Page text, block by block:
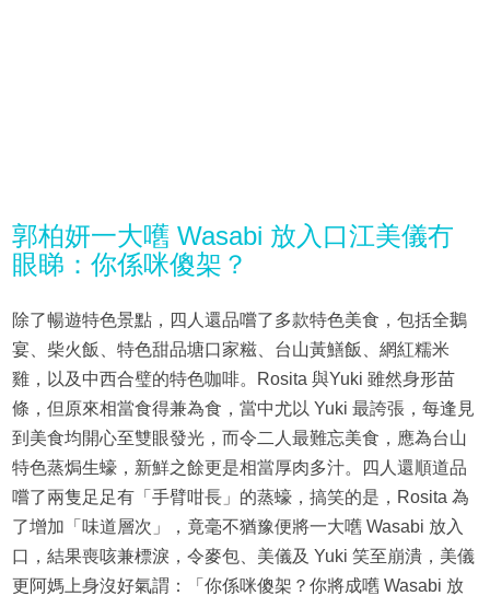
郭柏妍一大嚿 Wasabi 放入口江美儀冇
眼睇：你係咪傻架？
除了暢遊特色景點，四人還品嚐了多款特色美食，包括全鵝
宴、柴火飯、特色甜品塘口家糍、台山黃鱔飯、網紅糯米
雞，以及中西合璧的特色咖啡。Rosita 與Yuki 雖然身形苗
條，但原來相當食得兼為食，當中尤以 Yuki 最誇張，每逢見
到美食均開心至雙眼發光，而令二人最難忘美食，應為台山
特色蒸焗生蠔，新鮮之餘更是相當厚肉多汁。四人還順道品
嚐了兩隻足足有「手臂咁長」的蒸蠔，搞笑的是，Rosita 為
了增加「味道層次」，竟毫不猶豫便將一大嚿 Wasabi 放入
口，結果喪咳兼標淚，令麥包、美儀及 Yuki 笑至崩潰，美儀
更阿媽上身沒好氣謂：「你係咪傻架？你將成嚿 Wasabi 放